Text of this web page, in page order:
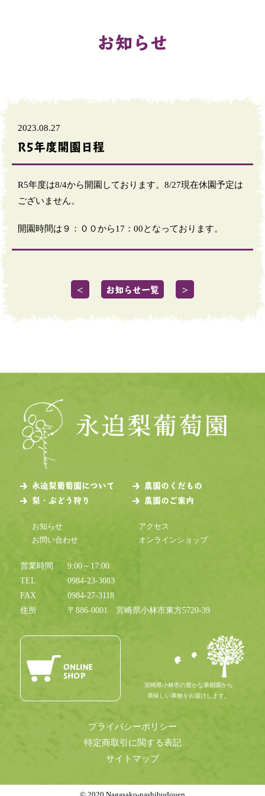
お知らせ
2023.08.27
R5年度開園日程
R5年度は8/4から開園しております。8/27現在休園予定は
ございません。
開園時間は９：００から17：00となっております。
＜ お知らせ一覧 ＞
永迫梨葡萄園について
農園のくだもの
梨・ぶどう狩り
農園のご案内
お知らせ
アクセス
お問い合わせ
オンラインショップ
営業時間
9:00～17:00
TEL
0984-23-3083
FAX
0984-27-3118
住所
〒886-0001 宮崎県小林市東方5720-39
宮崎県小林市の豊かな果樹園から
美味しい果物をお届けします。
プライバシーポリシー
特定商取引に関する表記
サイトマップ